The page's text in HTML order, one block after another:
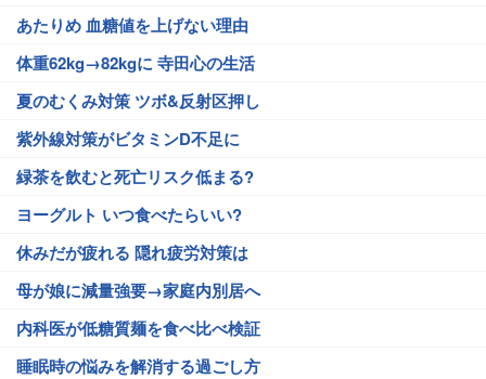
あたりめ 血糖値を上げない理由
体重62kg→82kgに 寺田心の生活
夏のむくみ対策 ツボ&反射区押し
紫外線対策がビタミンD不足に
緑茶を飲むと死亡リスク低まる?
ヨーグルト いつ食べたらいい?
休みだが疲れる 隠れ疲労対策は
母が娘に減量強要→家庭内別居へ
内科医が低糖質麺を食べ比べ検証
睡眠時の悩みを解消する過ごし方